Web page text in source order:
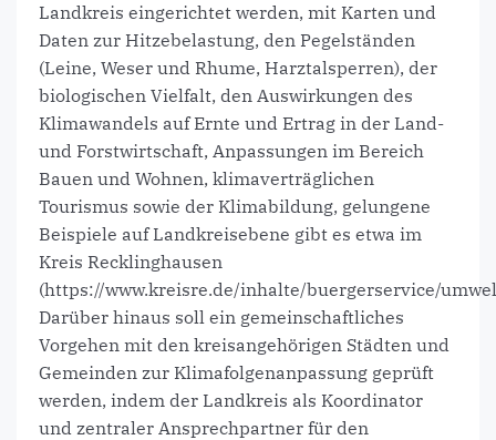
Landkreis eingerichtet werden, mit Karten und
Daten zur Hitzebelastung, den Pegelständen
(Leine, Weser und Rhume, Harztalsperren), der
biologischen Vielfalt, den Auswirkungen des
Klimawandels auf Ernte und Ertrag in der Land-
und Forstwirtschaft, Anpassungen im Bereich
Bauen und Wohnen, klimaverträglichen
Tourismus sowie der Klimabildung, gelungene
Beispiele auf Landkreisebene gibt es etwa im
Kreis Recklinghausen
(https://www.kreisre.de/inhalte/buergerservice/
Darüber hinaus soll ein gemeinschaftliches
Vorgehen mit den kreisangehörigen Städten und
Gemeinden zur Klimafolgenanpassung geprüft
werden, indem der Landkreis als Koordinator
und zentraler Ansprechpartner für den